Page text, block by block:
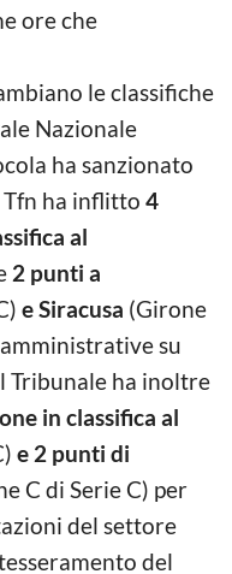
ore che
le classifiche
Nazionale
ha sanzionato
Tfn ha inflitto 4
al
2 punti a
e Siracusa (Girone
su
Tribunale ha inoltre
in classifica al
e 2 punti di
C di Serie C) per
del settore
del